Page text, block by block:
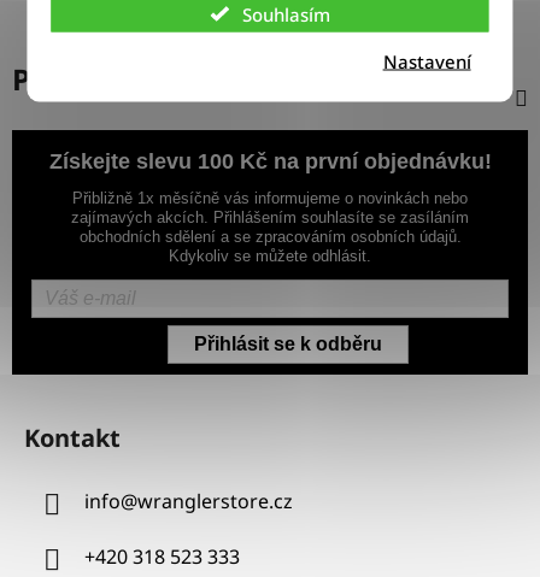
Souhlasím
Nastavení
Popis
Získejte slevu 100 Kč na první objednávku!
Přibližně 1x měsíčně vás informujeme o novinkách nebo
zajímavých akcích. Přihlášením souhlasíte se zasíláním
obchodních sdělení a se zpracováním osobních údajů.
Kdykoliv se můžete odhlásit.
Přihlásit se k odběru
Z
Kontakt
info@wranglerstore.cz
+420 318 523 333